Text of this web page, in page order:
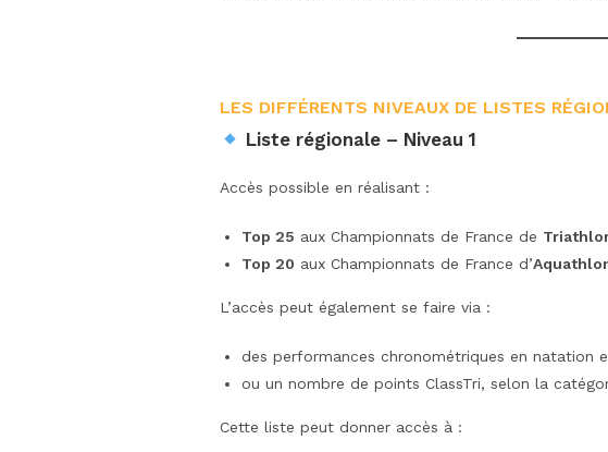
LES DIFFÉRENTS NIVEAUX DE LISTES
Liste régionale – Niveau 1
Accès possible en réalisant :
Top 25 aux Championnats de France de
Top 20 aux Championnats de France d’
L’accès peut également se faire via :
des performances chronométriques en natation
ou un nombre de points ClassTri, selon la
Cette liste peut donner accès à :